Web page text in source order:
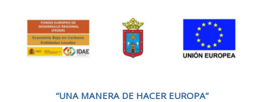
“UNA MANERA DE HACER EUROPA”